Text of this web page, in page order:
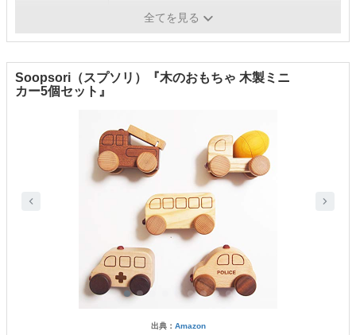
全てを見る
Soopsori（スプソリ）『木のおもちゃ 木製ミニ
カー5個セット』
出典： Amazon